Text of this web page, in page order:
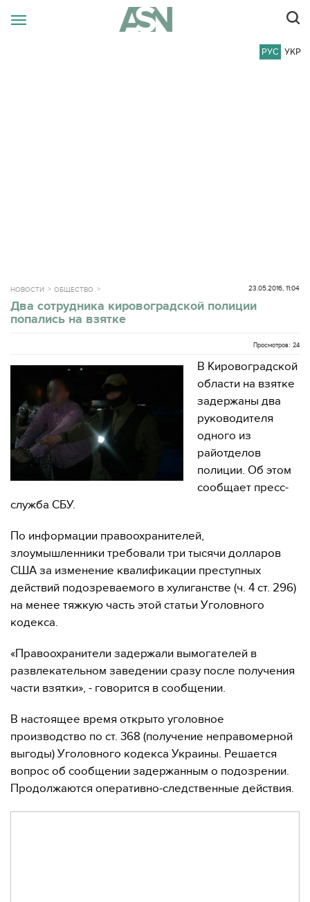
РУС УКР
НОВОСТИ ОБЩЕСТВО 23.05.2016, 11:04
Два сотрудника кировоградской полиции
попались на взятке
Просмотров: 24
В Кировоградской
области на взятке
задержаны два
руководителя
одного из
райотделов
полиции. Об этом
сообщает пресс-
служба СБУ.
По информации правоохранителей,
злоумышленники требовали три тысячи долларов
США за изменение квалификации преступных
действий подозреваемого в хулиганстве (ч. 4 ст. 296)
на менее тяжкую часть этой статьи Уголовного
кодекса.
«Правоохранители задержали вымогателей в
развлекательном заведении сразу после получения
части взятки», - говорится в сообщении.
В настоящее время открыто уголовное
производство по ст. 368 (получение неправомерной
выгоды) Уголовного кодекса Украины. Решается
вопрос об сообщении задержанным о подозрении.
Продолжаются оперативно-следственные действия.